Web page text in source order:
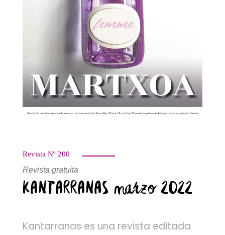
Revista Nº 200
Revista gratuita
KANTARRANAS marzo 2022
Kantarranas es una revista editada